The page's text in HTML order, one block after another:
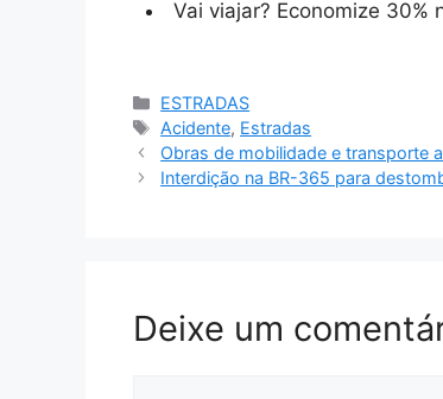
Vai viajar? Economize 30%
Categorias
ESTRADAS
Tags
Acidente, Estradas
Obras de mobilidade e transporte
Interdição na BR-365 para
Deixe um